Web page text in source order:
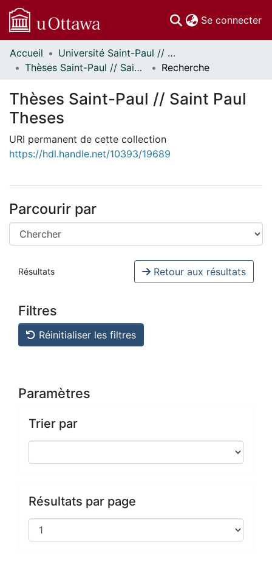
Se connecter
Communautés
et collections
Statistiques
À propos
Accueil
Université Saint-Paul // Saint Paul University
Thèses Saint-Paul // Saint Paul Theses
Recherche
Thèses Saint-Paul // Saint Paul
Theses
URI permanent de cette collection
https://hdl.handle.net/10393/19689
Parcourir par
Résultats Retour aux résultats
Filtres
Réinitialiser les filtres
Paramètres
Trier par
Résultats par page